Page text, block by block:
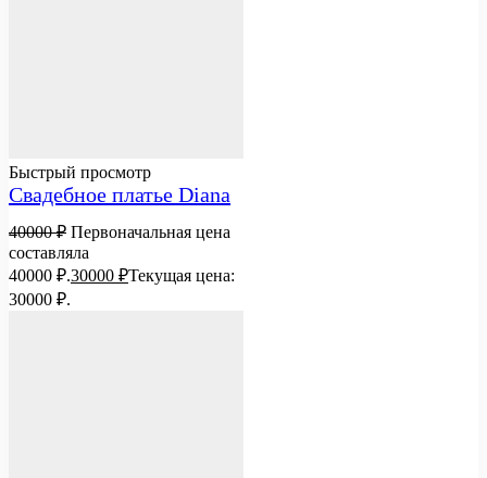
Быстрый просмотр
Свадебное платье Diana
40000₽ Первоначальная цена
составляла
40000 ₽.30000 ₽Текущая цена:
30000 ₽.